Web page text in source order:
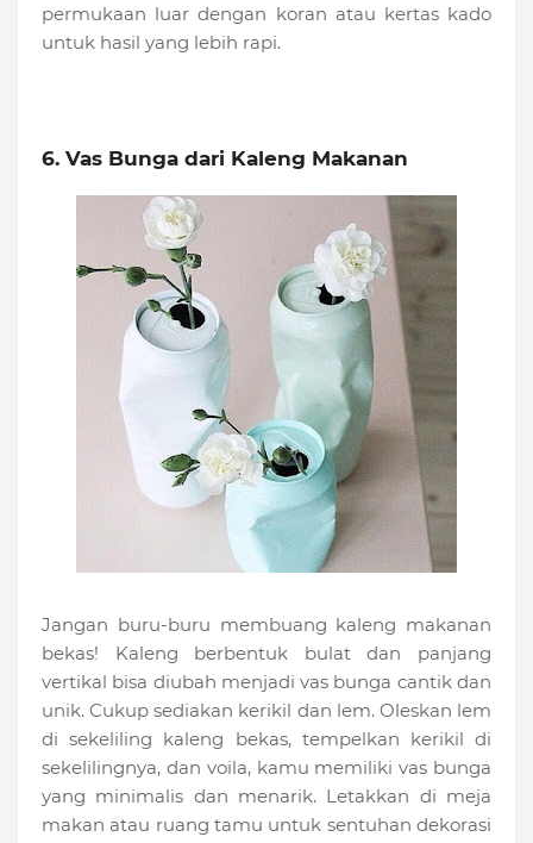
permukaan luar dengan koran atau kertas kado
untuk hasil yang lebih rapi.
6. Vas Bunga dari Kaleng Makanan
Jangan buru-buru membuang kaleng makanan
bekas! Kaleng berbentuk bulat dan panjang
vertikal bisa diubah menjadi vas bunga cantik dan
unik. Cukup sediakan kerikil dan lem. Oleskan lem
di sekeliling kaleng bekas, tempelkan kerikil di
sekelilingnya, dan voila, kamu memiliki vas bunga
yang minimalis dan menarik. Letakkan di meja
makan atau ruang tamu untuk sentuhan dekorasi